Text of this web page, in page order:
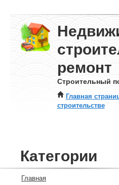
ремонт
Строительный
Главная
строительстве
Категории
Главная